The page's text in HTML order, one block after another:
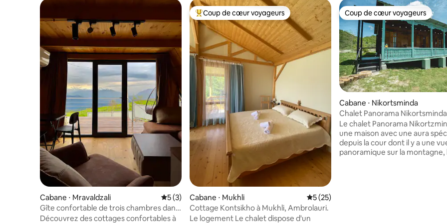
Cabane ⋅ Mravaldzali Évaluation moyenne sur la base de 3 commentaires : 5 sur 5
5 (3)
Gîte confortable de trois chambres dans
les montagnes géorgiennes
Découvrez des cottages confortables à
Coups de cœur voyageurs les plus appréciés
Coup de cœur voyageurs
Cabane ⋅ Mukhli Évaluation moyenne sur la base de 25
5 (25)
Cottage Kontsikho à Mukhli, Ambrolauri.
Le logement Le chalet dispose d'un
Coup de cœur voyageurs
Coup de cœur voyageurs
Cabane ⋅ Nikortsminda
Chalet Panorama
Le chalet Panorama
une maison avec une aura
depuis la cour dont il y a une
panoramique sur la montagne,